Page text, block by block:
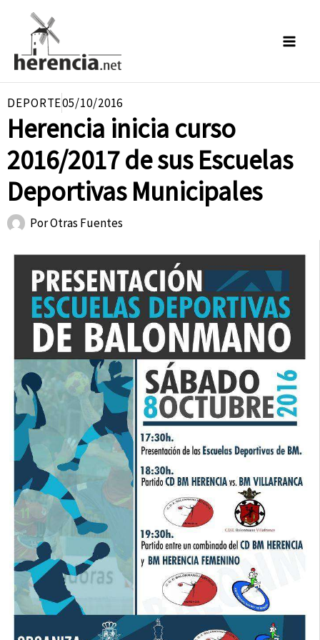
contenido
DEPORTE05/10/2016
Herencia inicia curso
2016/2017 de sus Escuelas
Deportivas Municipales
PorOtras Fuentes